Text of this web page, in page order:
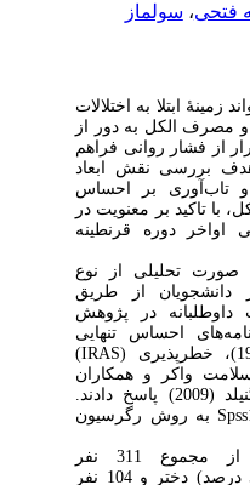
فتحی،سولماز
ابتلا به اختلالات
مصرف الکل به دور از
از فشار روانی فراهم
بررسی نقش ابعاد
تاب‌آوری بر احساس
تاکید بر معنویت در
دوره قرنطینه
تحلیلی از نوع
نفر از دانشجویان از طریق
در پژوهش
احساس تنهایی
(IRAS)
واکر و همکاران
(1987) و ابعاد تاب‌آوری واگنیلد (2009) پاسخ دادند.
به روش رگرسیون
در این پژوهش از مجموع 311 نفر
شرکت‌کننده، 207 نفر (56/66 درصد) دختر و 104 نفر